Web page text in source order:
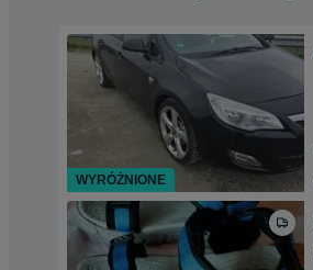
WYRÓŻNIONE